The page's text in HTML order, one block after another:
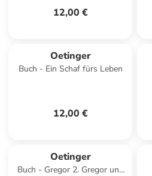
12,00 €
Oetinger
Buch - Ein Schaf fürs Leben
12,00 €
Oetinger
Buch - Gregor 2. Gregor und